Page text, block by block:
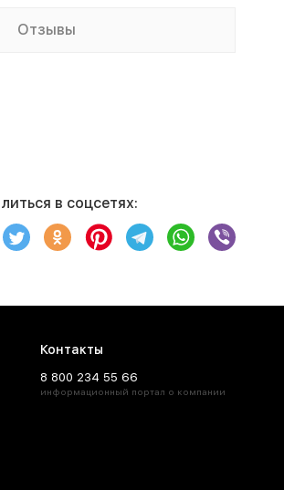
Отзывы
в соцсетях:
Контакты
8 800 234 55 66
информационный портал о компании